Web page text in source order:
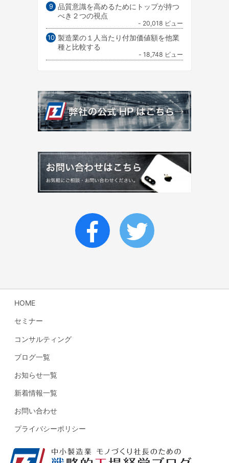
品質意識を高めるためにトップが持つ
べき２つの視点
- 20,018 ビュー
製造業の１人当たり付加価値額を他業
種と比較する
- 18,748 ビュー
HOME
セミナー
コンサルティング
ブログ一覧
お知らせ一覧
新着情報一覧
お問い合わせ
プライバシーポリシー